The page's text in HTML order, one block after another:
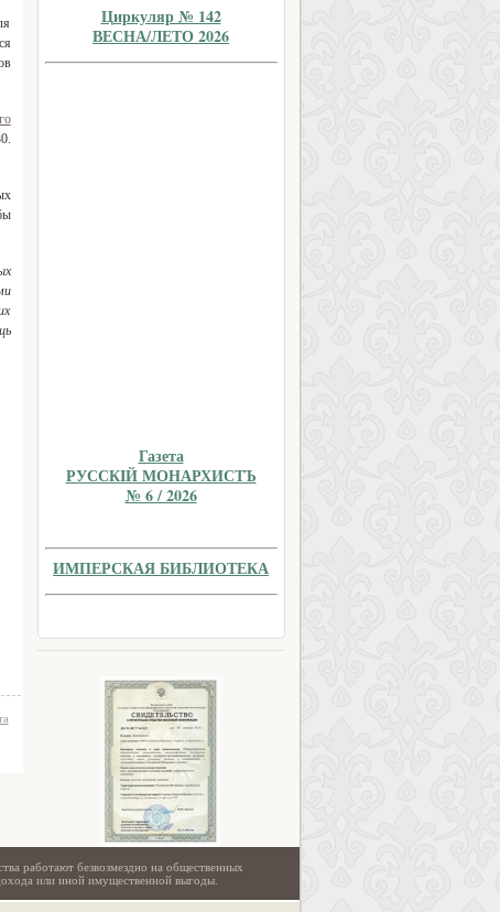
Циркуляр № 142
ВЕСНА/ЛЕТО 2026
Газета
РУССКIЙ МОНАРХИСТЪ
№ 6 / 2026
ИМПЕРСКАЯ БИБЛИОТЕКА
работают безвозмездно на общественных
или иной имущественной выгоды.